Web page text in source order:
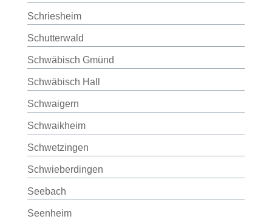
Schriesheim
Schutterwald
Schwäbisch Gmünd
Schwäbisch Hall
Schwaigern
Schwaikheim
Schwetzingen
Schwieberdingen
Seebach
Seenheim